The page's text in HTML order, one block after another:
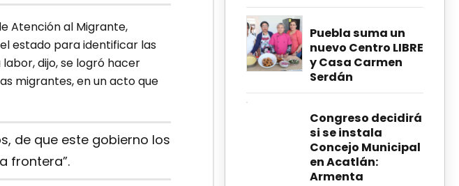
Atención al Migrante,
estado para identificar las
dijo, se logró hacer
migrantes, en un acto que
de que este gobierno los
frontera”.
Puebla suma un
nuevo Centro LIBRE
y Casa Carmen
Serdán
Congreso decidirá
si se instala
Concejo Municipal
en Acatlán:
Armenta